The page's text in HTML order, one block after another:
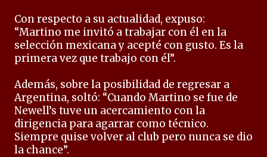
Con respecto a su actualidad, expuso:
“Martino me invitó a trabajar con él en la
selección mexicana y acepté con gusto. Es la
primera vez que trabajo con él”.
Además, sobre la posibilidad de regresar a
Argentina, soltó: “Cuando Martino se fue de
Newell’s tuve un acercamiento con la
dirigencia para agarrar como técnico.
Siempre quise volver al club pero nunca se dio
la chance”.